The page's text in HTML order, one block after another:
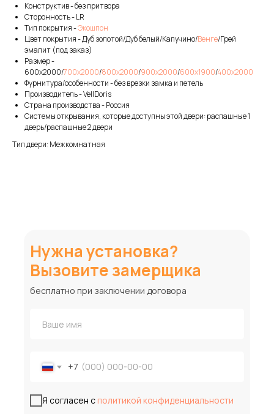
Конструктив - без притвора
Сторонность - LR
Тип покрытия -Экошпон
Цвет покрытия - Дуб золотой/Дуб белый/Капучино/Венге/Грей
эмалит (под заказ)
Размер -
600х2000/700х2000/800х2000/900х2000/600х1900/400х2000
Фурнитура/особенности - без врезки замка и петель
Производитель - VellDoris
Страна производства - Россия
Системы открывания, которые доступны этой двери: распашные 1
дверь/распашные 2 двери
Тип двери: Межкомнатная
Нужна установка?
Вызовите замерщика
+7
Я согласен с политикой конфиденциальности
бесплатно при заключении договора